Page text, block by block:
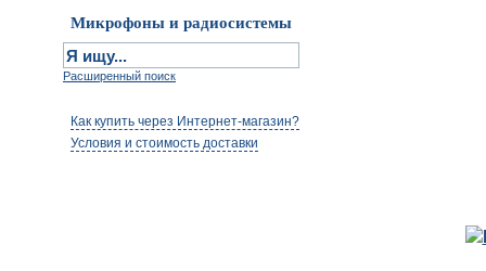
Микрофоны и радиосистемы
Расширенный поиск
Как купить через Интернет-магазин?
Условия и стоимость доставки